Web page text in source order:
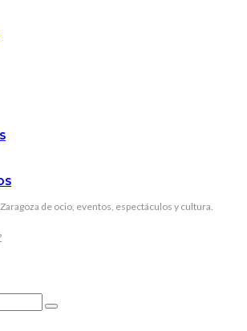
de ocio, eventos, espectáculos y cultura.